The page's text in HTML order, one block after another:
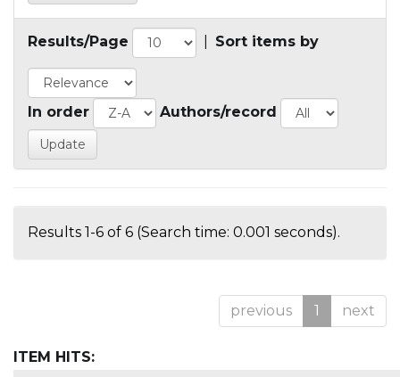
Results/Page Sort items by
In order Authors/record
Results 1-6 of 6 (Search time: 0.001 seconds).
previous 1 next
ITEM HITS: